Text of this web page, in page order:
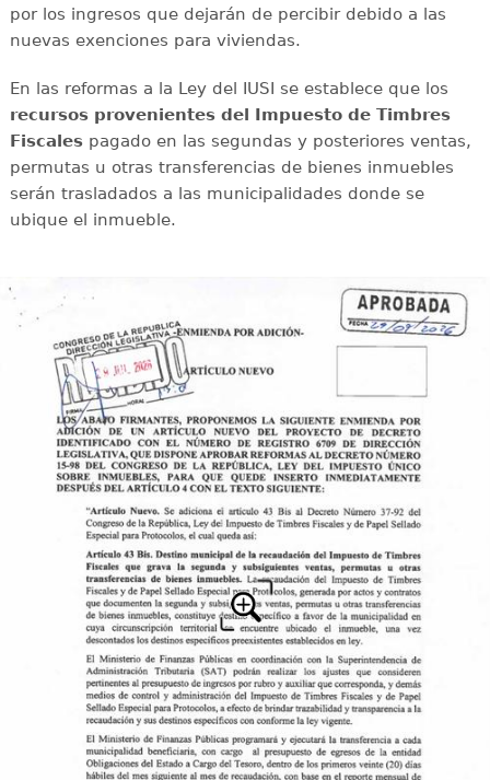
por los ingresos que dejarán de percibir debido a las
nuevas exenciones para viviendas.
En las reformas a la Ley del IUSI se establece que los
recursos provenientes del Impuesto de Timbres
Fiscalespagado en las segundas y posteriores ventas,
permutas u otras transferencias de bienes inmuebles
serán trasladados a las municipalidades donde se
ubique el inmueble.